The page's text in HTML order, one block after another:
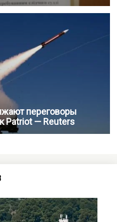
переговоры
Patriot — Reuters